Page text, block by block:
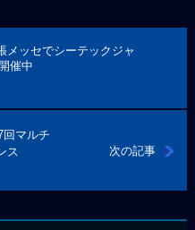
メッセでシーテックジャ
催中
次の記事
回マルチ
ス